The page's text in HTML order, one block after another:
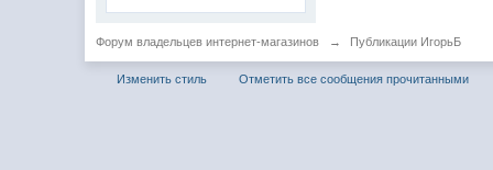
Форум владельцев интернет-магазинов → Публикации ИгорьБ
Изменить стиль Отметить все сообщения прочитанными